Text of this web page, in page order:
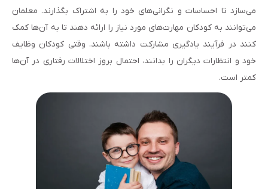
می‌سازد تا احساسات و نگرانی‌های خود را به اشتراک بگذارند. معلمان
می‌توانند به کودکان مهارت‌های مورد نیاز را ارائه دهند تا به آن‌ها کمک
کنند در فرآیند یادگیری مشارکت داشته باشند. وقتی کودکان وظایف
خود و انتظارات دیگران را بدانند، احتمال بروز اختلالات رفتاری در آن‌ها
کمتر است.